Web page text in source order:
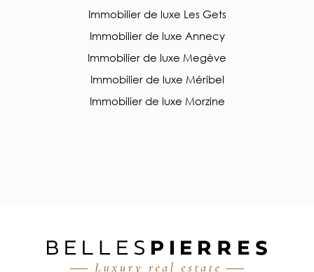
Immobilier de luxe Les Gets
Immobilier de luxe Annecy
Immobilier de luxe Megève
Immobilier de luxe Méribel
Immobilier de luxe Morzine